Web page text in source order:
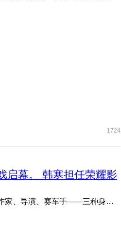
1724
启幕。 韩寒担任荣耀影
欢迎韩寒出任荣耀影像创想家。 他写故事，他拍故事，他本身就是故事。作家、导演、赛车手——三种身份从未定义他 ...